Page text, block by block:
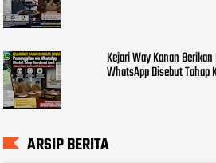
Kejari Way Kanan
WhatsApp Disebut
ARSIP BERITA